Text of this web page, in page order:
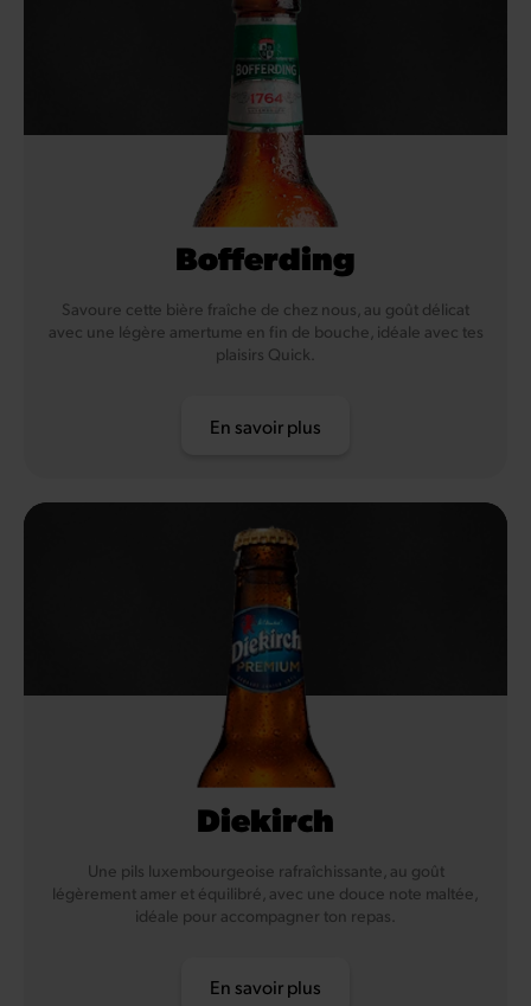
Bofferding
Savoure cette bière fraîche de chez nous, au goût délicat
avec une légère amertume en fin de bouche, idéale avec tes
plaisirs Quick.
En savoir plus
Diekirch
Une pils luxembourgeoise rafraîchissante, au goût
légèrement amer et équilibré, avec une douce note maltée,
idéale pour accompagner ton repas.
En savoir plus